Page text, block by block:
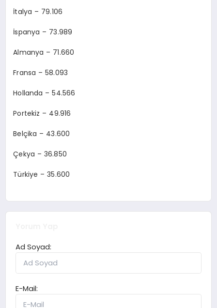
İtalya – 79.106
İspanya – 73.989
Almanya – 71.660
Fransa – 58.093
Hollanda – 54.566
Portekiz – 49.916
Belçika – 43.600
Çekya – 36.850
Türkiye – 35.600
Ad Soyad:
E-Mail: